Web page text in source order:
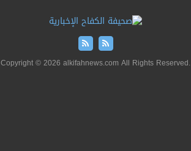
Copyright © 2026 alkifahnews.com All Rights Reserved.